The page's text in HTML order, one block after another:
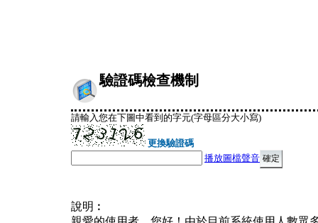
驗證碼檢查機制
請輸入您在下圖中看到的字元(字母區分大小寫)
更換驗證碼
播放圖檔聲音
說明︰